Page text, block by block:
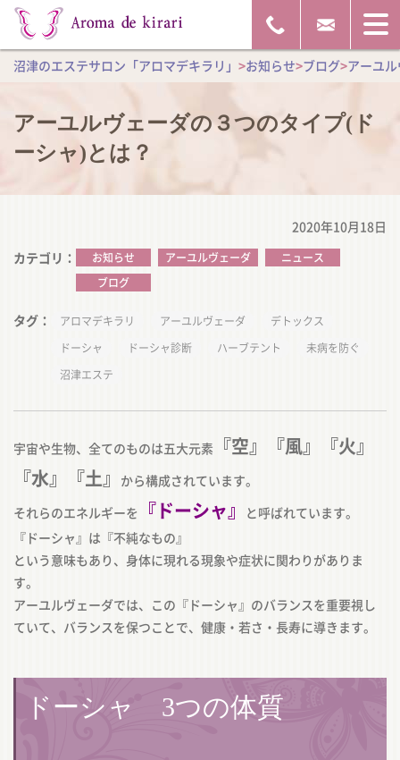
沼津のエステサロン「アロマデキラリ」 >お知らせ>ブログ>アーユ
アーユルヴェーダの３つのタイプ(ド
ーシャ)とは？
2020年10月18日
カテゴリ
お知らせ アーユルヴェーダ
ニュース
ブログ
タグ アロマデキラリ アーユルヴェーダ
デトックス
ドーシャ
ドーシャ診断 ハーブテント
未病を防ぐ
沼津エステ
宇宙や生物、全てのものは五大元素
『空』『風』『火』
『水』『土』
から構成されています。
それらのエネルギーを
『ドーシャ』
と呼ばれています。
『ドーシャ』は『不純なもの』
という意味もあり、身体に現れる現象や症状に関わりがありま
す。
アーユルヴェーダでは、この『ドーシャ』のバランスを重要視し
ていて、バランスを保つことで、健康・若さ・長寿に導きます。
ドーシャ 3つの体質